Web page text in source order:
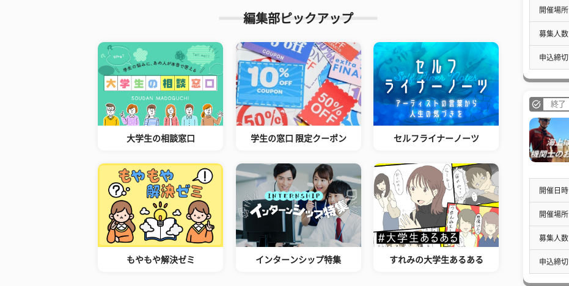
編集部ピックアップ
大学生の相談窓口 学生の窓口 限定クーポン セルフライナーノーツ
もやもや解決ゼミ インターンシップ特集 すれみの大学生あるある
開催場所
募集人数
申込締切
終了
開催日時
開催場所
募集人数
申込締切